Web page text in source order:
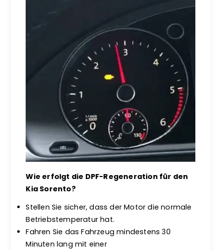
Wie erfolgt die DPF-Regeneration für den
Kia Sorento?
Stellen Sie sicher, dass der Motor die normale
Betriebstemperatur hat.
Fahren Sie das Fahrzeug mindestens 30
Minuten lang mit einer